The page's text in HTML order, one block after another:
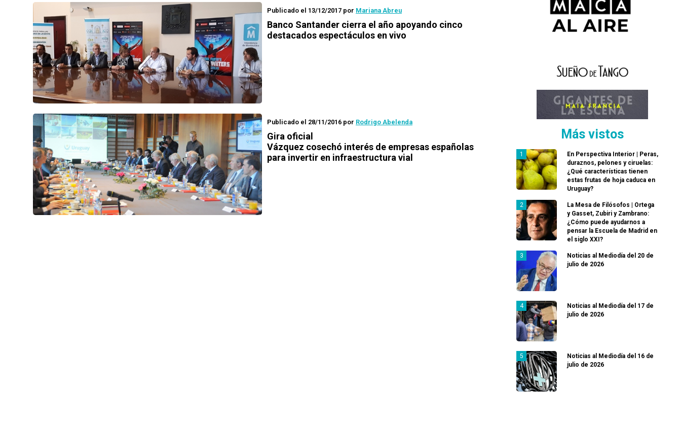
Publicado el 13/12/2017 por Mariana Abreu
Banco Santander cierra el año apoyando cinco
destacados espectáculos en vivo
Publicado el 28/11/2016 por Rodrigo Abelenda
Gira oficial
Vázquez cosechó interés de empresas españolas
para invertir en infraestructura vial
Más vistos
En Perspectiva Interior | Peras,
duraznos, pelones y ciruelas:
¿Qué características tienen
estas frutas de hoja caduca en
Uruguay?
La Mesa de Filósofos | Ortega
y Gasset, Zubiri y Zambrano:
¿Cómo puede ayudarnos a
pensar la Escuela de Madrid en
el siglo XXI?
Noticias al Mediodía del 20 de
julio de 2026
Noticias al Mediodía del 17 de
julio de 2026
Noticias al Mediodía del 16 de
julio de 2026